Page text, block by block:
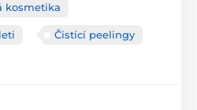
kosmetika
Čistící peelingy